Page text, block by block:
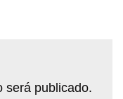
será publicado.